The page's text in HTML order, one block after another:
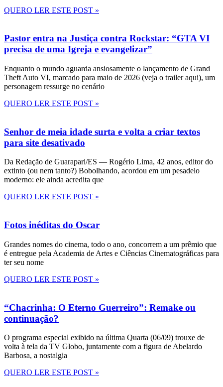
QUERO LER ESTE POST »
Pastor entra na Justiça contra Rockstar: “GTA VI
precisa de uma Igreja e evangelizar”
Enquanto o mundo aguarda ansiosamente o lançamento de Grand
Theft Auto VI, marcado para maio de 2026 (veja o trailer aqui), um
personagem ressurge no cenário
QUERO LER ESTE POST »
Senhor de meia idade surta e volta a criar textos
para site desativado
Da Redação de Guarapari/ES — Rogério Lima, 42 anos, editor do
extinto (ou nem tanto?) Bobolhando, acordou em um pesadelo
moderno: ele ainda acredita que
QUERO LER ESTE POST »
Fotos inéditas do Oscar
Grandes nomes do cinema, todo o ano, concorrem a um prêmio que
é entregue pela Academia de Artes e Ciências Cinematográficas para
ter seu nome
QUERO LER ESTE POST »
“Chacrinha: O Eterno Guerreiro”: Remake ou
continuação?
O programa especial exibido na última Quarta (06/09) trouxe de
volta à tela da TV Globo, juntamente com a figura de Abelardo
Barbosa, a nostalgia
QUERO LER ESTE POST »